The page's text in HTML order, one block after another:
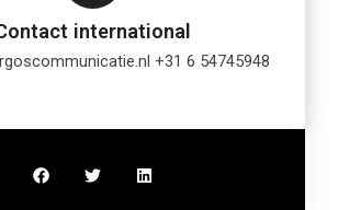
F
c
e
T
i
t
L
n
k
international
+31 6 54745948